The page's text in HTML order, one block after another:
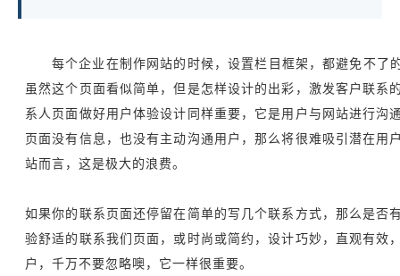
每个企业在制作网站的时候，设置栏目框架，都避免不了
虽然这个页面看似简单，但是怎样设计的出彩，激发客户联系
系人页面做好用户体验设计同样重要，它是用户与网站进行沟
页面没有信息，也没有主动沟通用户，那么将很难吸引潜在用
站而言，这是极大的浪费。
如果你的联系页面还停留在简单的写几个联系方式，那么是否
验舒适的联系我们页面，或时尚或简约，设计巧妙，直观有效
户，千万不要忽略噢，它一样很重要。